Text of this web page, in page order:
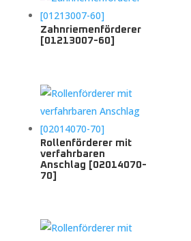
Zahnriemenförderer
[01213007-60]
Rollenförderer mit
verfahrbaren
Anschlag [02014070-
70]